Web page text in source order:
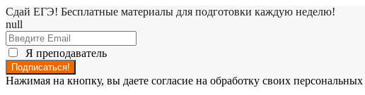
Сдай ЕГЭ! Бесплатные материалы для подготовки каждую неделю!
null
Я преподаватель
Нажимая на кнопку, вы даете согласие на обработку своих